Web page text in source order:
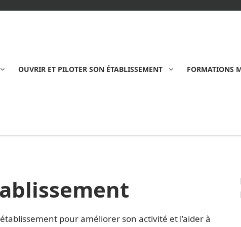
OUVRIR ET PILOTER SON ÉTABLISSEMENT FORMATIONS
pour améliorer son activité et l’aider à